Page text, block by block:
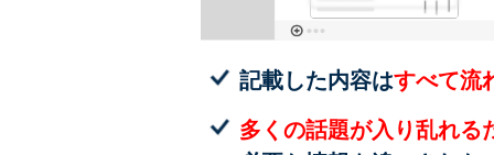
記載した内容はすべて流
多くの話題が入り乱れる